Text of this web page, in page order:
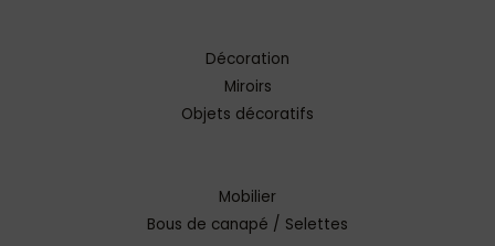
Décoration
Miroirs
Objets décoratifs
Mobilier
Bous de canapé / Selettes